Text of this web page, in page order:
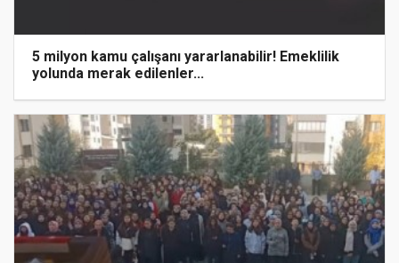
5 milyon kamu çalışanı yararlanabilir! Emeklilik
yolunda merak edilenler...